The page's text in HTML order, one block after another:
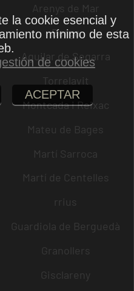
Arenys de Mar
Berga
Aguilar de Segarra
Torrelavit
Montcada i Reixac
Mateu de Bages
Martí Sarroca
Martí de Centelles
rrius
Guardiola de Berguedà
Granollers
Gisclareny
la cookie esencial y
mínimo de esta
de cookies
ACEPTAR